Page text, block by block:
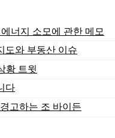
너지 소모에 관한 메모
도와 부동산 이슈
황 트윗
다
고하는 조 바이든